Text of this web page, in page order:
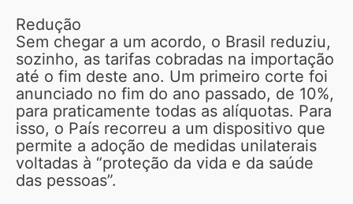
Redução
Sem chegar a um acordo, o Brasil reduziu,
sozinho, as tarifas cobradas na importação
até o fim deste ano. Um primeiro corte foi
anunciado no fim do ano passado, de 10%,
para praticamente todas as alíquotas. Para
isso, o País recorreu a um dispositivo que
permite a adoção de medidas unilaterais
voltadas à “proteção da vida e da saúde
das pessoas”.